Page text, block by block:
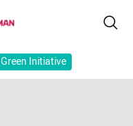
Green Initiative